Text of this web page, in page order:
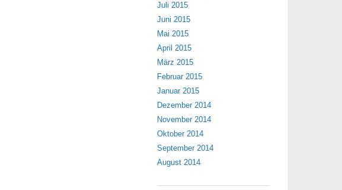
Juli 2015
Juni 2015
Mai 2015
April 2015
März 2015
Februar 2015
Januar 2015
Dezember 2014
November 2014
Oktober 2014
September 2014
August 2014